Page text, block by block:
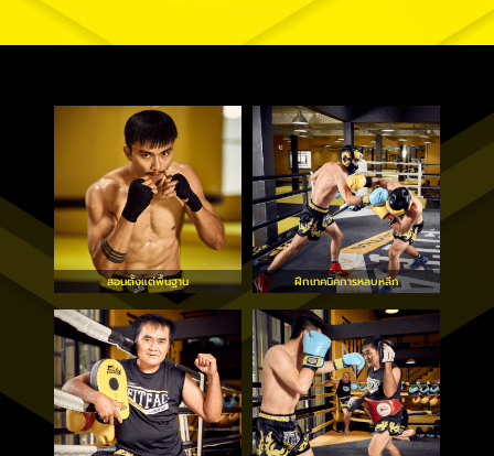
สอนตั้งแต่พื้นฐาน ฝึกเทคนิคการหลบหลีก